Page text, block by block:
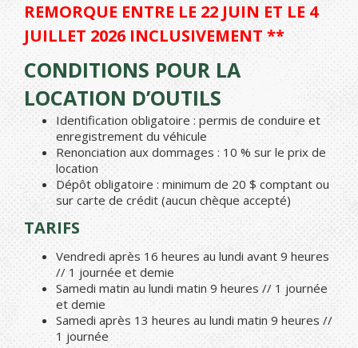
REMORQUE ENTRE LE 22 JUIN ET LE 4
JUILLET 2026 INCLUSIVEMENT **
CONDITIONS POUR LA
LOCATION D’OUTILS
Identification obligatoire : permis de conduire et
enregistrement du véhicule
Renonciation aux dommages : 10 % sur le prix de
location
Dépôt obligatoire : minimum de 20 $ comptant ou
sur carte de crédit (aucun chèque accepté)
TARIFS
Vendredi après 16 heures au lundi avant 9 heures
// 1 journée et demie
Samedi matin au lundi matin 9 heures // 1 journée
et demie
Samedi après 13 heures au lundi matin 9 heures //
1 journée